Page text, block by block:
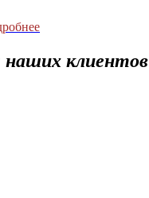
клиентов